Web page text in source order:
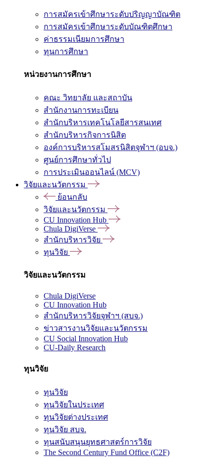
การสมัครเข้าศึกษาระดับปริญญาบัณฑิต
การสมัครเข้าศึกษาระดับบัณฑิตศึกษา
ค่าธรรมเนียมการศึกษา
ทุนการศึกษา
หน่วยงานการศึกษา
คณะ วิทยาลัย และสถาบัน
สำนักงานการทะเบียน
สำนักบริหารเทคโนโลยีสารสนเทศ
สำนักบริหารกิจการนิสิต
องค์การบริหารสโมสรนิสิตจุฬาฯ (อบจ.)
ศูนย์การศึกษาทั่วไป
การประเมินออนไลน์ (MCV)
วิจัยและนวัตกรรม
ย้อนกลับ
วิจัยและนวัตกรรม
CU Innovation Hub
Chula DigiVerse
สำนักบริหารวิจัย
ทุนวิจัย
วิจัยและนวัตกรรม
Chula DigiVerse
CU Innovation Hub
สำนักบริหารวิจัยจุฬาฯ (สบจ.)
ข่าวสารงานวิจัยและนวัตกรรม
CU Social Innovation Hub
CU-Daily Research
ทุนวิจัย
ทุนวิจัย
ทุนวิจัยในประเทศ
ทุนวิจัยต่างประเทศ
ทุนวิจัย สบจ.
ทุนสนับสนุนยุทธศาสตร์การวิจัย
The Second Century Fund Office (C2F)